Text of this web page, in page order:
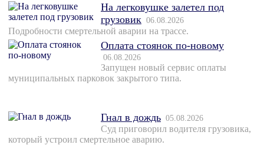
На легковушке залетел под
грузовик 06.08.2026
Подробности смертельной аварии на трассе.
Оплата стоянок по-новому
06.08.2026
Запущен новый сервис оплаты
муниципальных парковок закрытого типа.
Гнал в дождь 05.08.2026
Суд приговорил водителя грузовика,
который устроил смертельное аварию.